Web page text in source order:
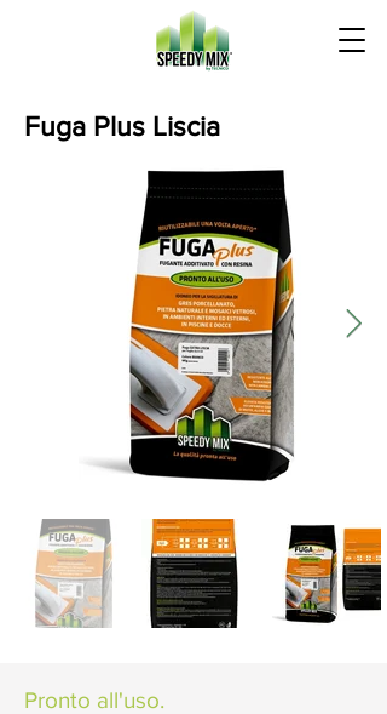
Fuga Plus Liscia
Pronto all'uso.